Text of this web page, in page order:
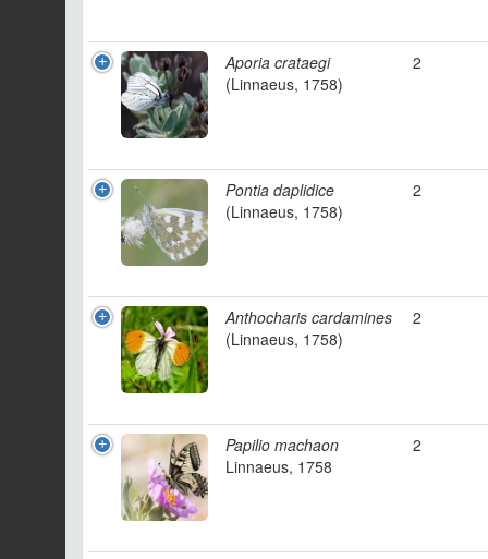
Aporia crataegi
(Linnaeus, 1758)
2
Pontia daplidice
(Linnaeus, 1758)
2
Anthocharis cardamines
(Linnaeus, 1758)
2
Papilio machaon
Linnaeus, 1758
2